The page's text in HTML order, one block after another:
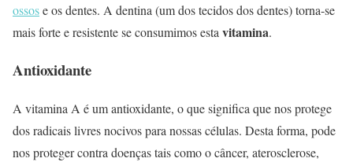
ossose os dentes. A dentina (um dos tecidos dos dentes) torna-se
mais forte e resistente se consumimos esta vitamina.
Antioxidante
A vitamina A é um antioxidante, o que significa que nos protege
dos radicais livres nocivos para nossas células. Desta forma, pode
nos proteger contra doenças tais como o câncer, aterosclerose,